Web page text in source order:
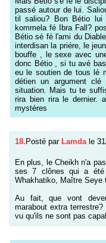
passé autour de lui.
til saliou? Bon Bétio
kommela fé Ibra Fall?
Bétio sé fé l'ami du
interdisan la priére, le
bouffe , le sexe avec
donc Bétio , si tu avé
eu le soutien de tous lé
détien un argument
situation. Mais tu te
rira bien rira le dernier.
mystéres
18. Posté par Lamda le
En plus, le Cheikh n'a
ses 7 clônes qui a été
Whakhatiko, Maître Seye
Au fait, que vont
marabout extra
vu qu'ils ne sont pas